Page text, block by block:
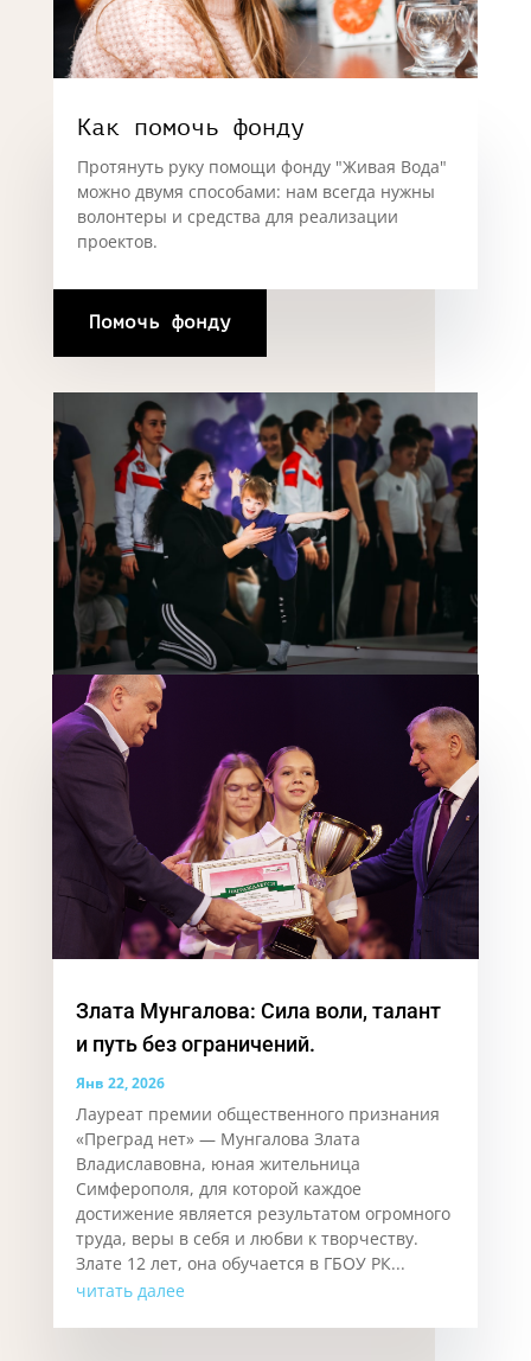
Как помочь фонду
Протянуть руку помощи фонду "Живая Вода"
можно двумя способами: нам всегда нужны
волонтеры и средства для реализации
проектов.
Помочь фонду
Злата Мунгалова: Сила воли, талант
и путь без ограничений.
Янв 22, 2026
Лауреат премии общественного признания
«Преград нет» — Мунгалова Злата
Владиславовна, юная жительница
Симферополя, для которой каждое
достижение является результатом огромного
труда, веры в себя и любви к творчеству.
Злате 12 лет, она обучается в ГБОУ РК...
читать далее